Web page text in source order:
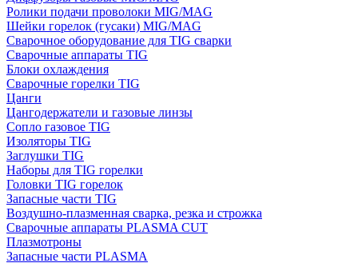
Ролики подачи проволоки MIG/MAG
Шейки горелок (гусаки) MIG/MAG
Сварочное оборудование для TIG сварки
Сварочные аппараты TIG
Блоки охлаждения
Сварочные горелки TIG
Цанги
Цангодержатели и газовые линзы
Сопло газовое TIG
Изоляторы TIG
Заглушки TIG
Наборы для TIG горелки
Головки TIG горелок
Запасные части TIG
Воздушно-плазменная сварка, резка и строжка
Сварочные аппараты PLASMA CUT
Плазмотроны
Запасные части PLASMA